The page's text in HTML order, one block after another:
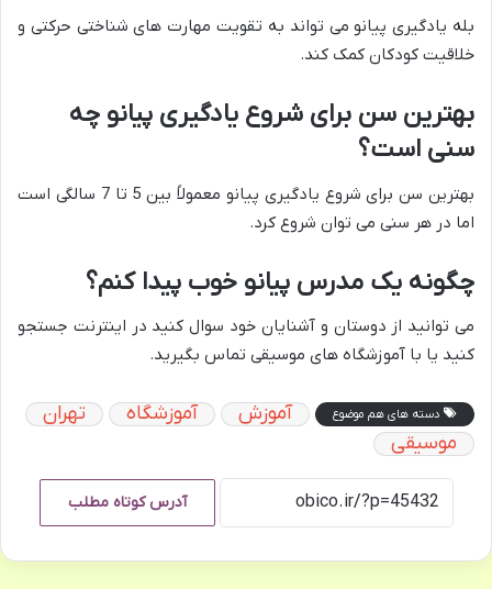
بله یادگیری پیانو می تواند به تقویت مهارت های شناختی حرکتی و
خلاقیت کودکان کمک کند.
بهترین سن برای شروع یادگیری پیانو چه
سنی است؟
بهترین سن برای شروع یادگیری پیانو معمولاً بین 5 تا 7 سالگی است
اما در هر سنی می توان شروع کرد.
چگونه یک مدرس پیانو خوب پیدا کنم؟
می توانید از دوستان و آشنایان خود سوال کنید در اینترنت جستجو
کنید یا با آموزشگاه های موسیقی تماس بگیرید.
دسته های هم موضوع آموزش آموزشگاه
تهران
موسیقی
آدرس کوتاه مطلب